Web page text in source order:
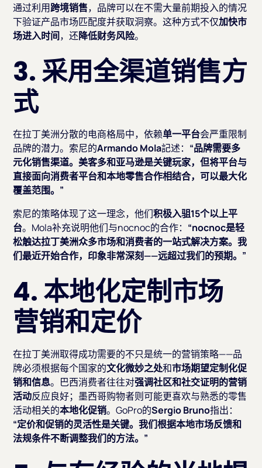
通过利用跨境销售，品牌可以在不需大量前期投入的情况
下验证产品市场匹配度并获取洞察。这种方式不仅加快市
场进入时间，还降低财务风险。
3. 采用全渠道销售方
式
在拉丁美洲分散的电商格局中，依赖单一平台会严重限制
品牌的潜力。索尼的Armando Mola記述： “品牌需要多
元化销售渠道。美客多和亚马逊是关键玩家，但将平台与
直接面向消费者平台和本地零售合作相结合，可以最大化
覆盖范围。”
索尼的策略体现了这一理念，他们积极入驵15个以上平
台。Mola补充说明他们与nocnoc的合作： “nocnoc是轻
松触达拉丁美洲众多市场和消费者的一站式解决方案。我
们最近开始合作，印象非常深刻——远超过我们的预期。”
4. 本地化定制市场
营销和定价
在拉丁美洲取得成功需要的不只是统一的营销策略——品
牌必须根据每个国家的文化微妙之处和市场期望定制化促
销和信息。巴西消费者往往对强调社区和社交证明的营销
活动反应良好；墨西哥购物者则可能更喜欢与熟悉的零售
活动相关的本地化促销。GoPro的Sergio Bruno指出：
“定价和促销的灵活性是关键。我们根据本地市场反馈和
法规条件不断调整我们的方法。”